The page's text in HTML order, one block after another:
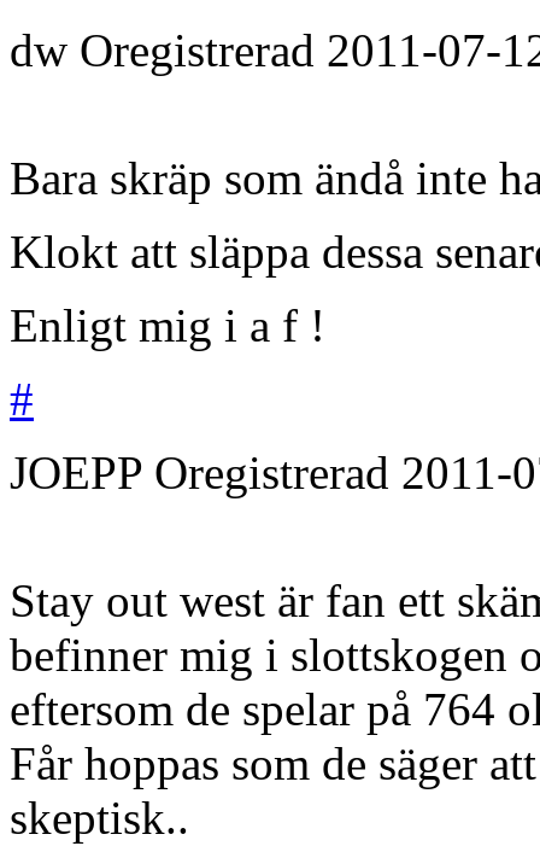
dw Oregistrerad 2011-07-
Bara skräp som ändå inte
Klokt att släppa dessa
Enligt mig i a f !
#
JOEPP Oregistrerad 2011-
Stay out west är fan ett
befinner mig i slottskogen
eftersom de spelar på 764
Får hoppas som de säger
skeptisk..